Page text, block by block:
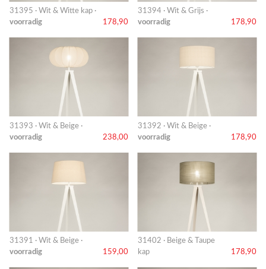
31395 · Wit & Witte kap ·
voorradig
178,90
31394 · Wit & Grijs ·
voorradig
178,90
31393 · Wit & Beige ·
voorradig
238,00
31392 · Wit & Beige ·
voorradig
178,90
31391 · Wit & Beige ·
voorradig
159,00
31402 · Beige & Taupe
kap
178,90